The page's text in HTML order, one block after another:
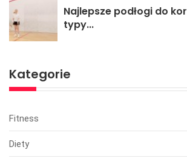
Najlepsze podłogi do
typy...
Kategorie
Fitness
Diety